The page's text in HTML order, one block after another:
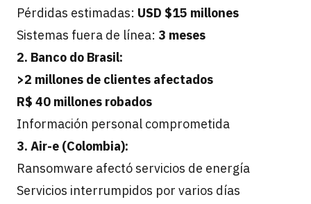
Pérdidas estimadas: USD $15 millones
Sistemas fuera de línea: 3 meses
2. Banco do Brasil:
>2 millones de clientes afectados
R$ 40 millones robados
Información personal comprometida
3. Air-e (Colombia):
Ransomware afectó servicios de energía
Servicios interrumpidos por varios días